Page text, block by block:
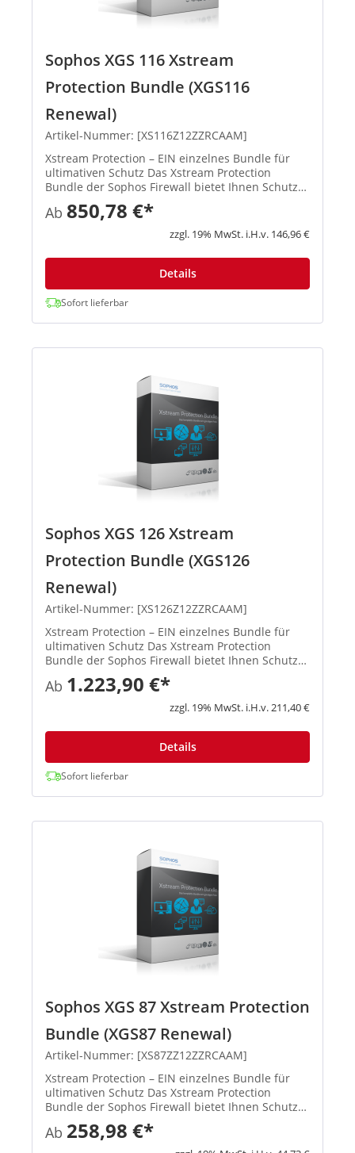
Sophos XGS 116 Xstream
Protection Bundle (XGS116
Renewal)
Artikel-Nummer: [XS116Z12ZZRCAAM]
Xstream Protection – EIN einzelnes Bundle für
ultimativen Schutz Das Xstream Protection
Bundle der Sophos Firewall bietet Ihnen Schutz
und Performance der nächsten Generation.
Außerdem erhalten Sie eine kosteneffiziente
Lösung, mit der Sie die Herau...
Ab 850,78 €*
zzgl. 19% MwSt. i.H.v. 146,96 €
Details
Sofort lieferbar
Sophos XGS 126 Xstream
Protection Bundle (XGS126
Renewal)
Artikel-Nummer: [XS126Z12ZZRCAAM]
Xstream Protection – EIN einzelnes Bundle für
ultimativen Schutz Das Xstream Protection
Bundle der Sophos Firewall bietet Ihnen Schutz
und Performance der nächsten Generation.
Außerdem erhalten Sie eine kosteneffiziente
Lösung, mit der Sie die Herau...
Ab 1.223,90 €*
zzgl. 19% MwSt. i.H.v. 211,40 €
Details
Sofort lieferbar
Sophos XGS 87 Xstream Protection
Bundle (XGS87 Renewal)
Artikel-Nummer: [XS87ZZ12ZZRCAAM]
Xstream Protection – EIN einzelnes Bundle für
ultimativen Schutz Das Xstream Protection
Bundle der Sophos Firewall bietet Ihnen Schutz
und Performance der nächsten Generation.
Außerdem erhalten Sie eine kosteneffiziente
Lösung, mit der Sie die Herau...
Ab 258,98 €*